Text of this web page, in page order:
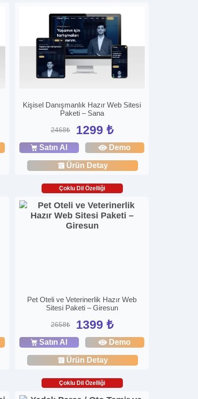
Kişisel Danışmanlık Hazır Web Sitesi
Paketi – Sana
2468₺ 1299 ₺
Satın Al Demo
Ürün Detay
Çoklu Dil Özelliği
Pet Oteli ve Veterinerlik Hazır Web
Sitesi Paketi – Giresun
2658₺ 1399 ₺
Satın Al Demo
Ürün Detay
Çoklu Dil Özelliği